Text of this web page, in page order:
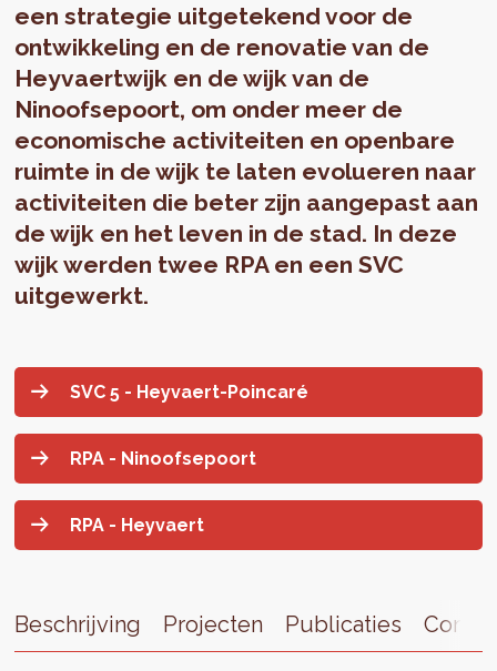
een strategie uitgetekend voor de
ontwikkeling en de renovatie van de
Heyvaertwijk en de wijk van de
Ninoofsepoort, om onder meer de
economische activiteiten en openbare
ruimte in de wijk te laten evolueren naar
activiteiten die beter zijn aangepast aan
de wijk en het leven in de stad. In deze
wijk werden twee RPA en een SVC
uitgewerkt.
SVC 5 - Heyvaert-Poincaré
RPA - Ninoofsepoort
RPA - Heyvaert
Beschrijving Projecten Publicaties